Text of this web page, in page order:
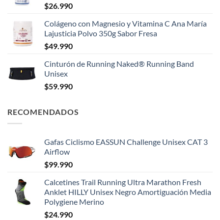
$26.990
Colágeno con Magnesio y Vitamina C Ana María
Lajusticia Polvo 350g Sabor Fresa
$49.990
Cinturón de Running Naked® Running Band
Unisex
$59.990
RECOMENDADOS
Gafas Ciclismo EASSUN Challenge Unisex CAT 3
Airflow
$99.990
Calcetines Trail Running Ultra Marathon Fresh
Anklet HILLY Unisex Negro Amortiguación Media
Polygiene Merino
$24.990